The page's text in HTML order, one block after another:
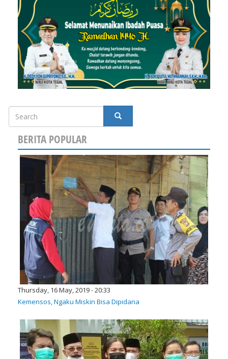
Search
SEARCH
BERITA POPULAR
Thursday, 16 May, 2019 - 20:33
Kemensos, Ngaku Miskin Bisa Dipidana